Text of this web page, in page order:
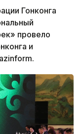
Гонконга
провело
и